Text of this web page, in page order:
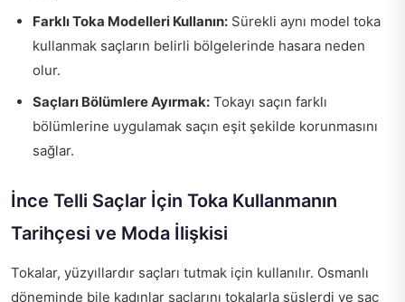
Farklı Toka Modelleri Kullanın: Sürekli aynı model toka
kullanmak saçların belirli bölgelerinde hasara neden
olur.
Saçları Bölümlere Ayırmak: Tokayı saçın farklı
bölümlerine uygulamak saçın eşit şekilde korunmasını
sağlar.
İnce Telli Saçlar İçin Toka Kullanmanın
Tarihçesi ve Moda İlişkisi
Tokalar, yüzyıllardır saçları tutmak için kullanılır. Osmanlı
döneminde bile kadınlar saçlarını tokalarla süslerdi ve saç